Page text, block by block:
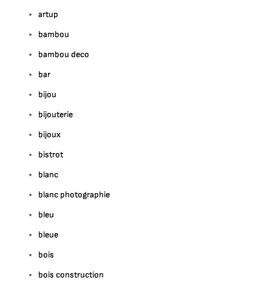
artup
bambou
bambou deco
bar
bijou
bijouterie
bijoux
bistrot
blanc
blanc photographie
bleu
bleue
bois
bois construction